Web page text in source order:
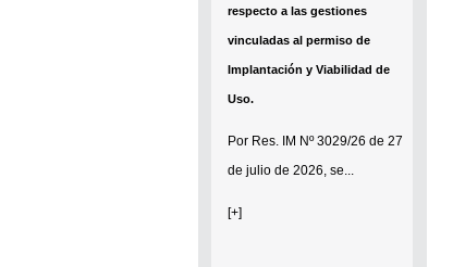
respecto a las gestiones
vinculadas al permiso de
Implantación y Viabilidad de
Uso.
Por Res. IM Nº 3029/26 de 27
de julio de 2026, se...
[+]